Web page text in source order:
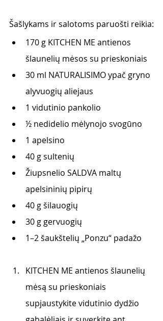
Šašlykams ir salotoms paruošti reikia:
170 g KITCHEN ME antienos
šlaunelių mėsos su prieskoniais
30 ml NATURALISIMO ypač gryno
alyvuogių aliejaus
1 vidutinio pankolio
½ nedidelio mėlynojo svogūno
1 apelsino
40 g sultenių
Žiupsnelio SALDVA maltų
apelsininių pipirų
40 g šilauogių
30 g gervuogių
1–2 šaukštelių „Ponzu“ padažo
KITCHEN ME antienos šlaunelių
mėsą su prieskoniais
supjaustykite vidutinio dydžio